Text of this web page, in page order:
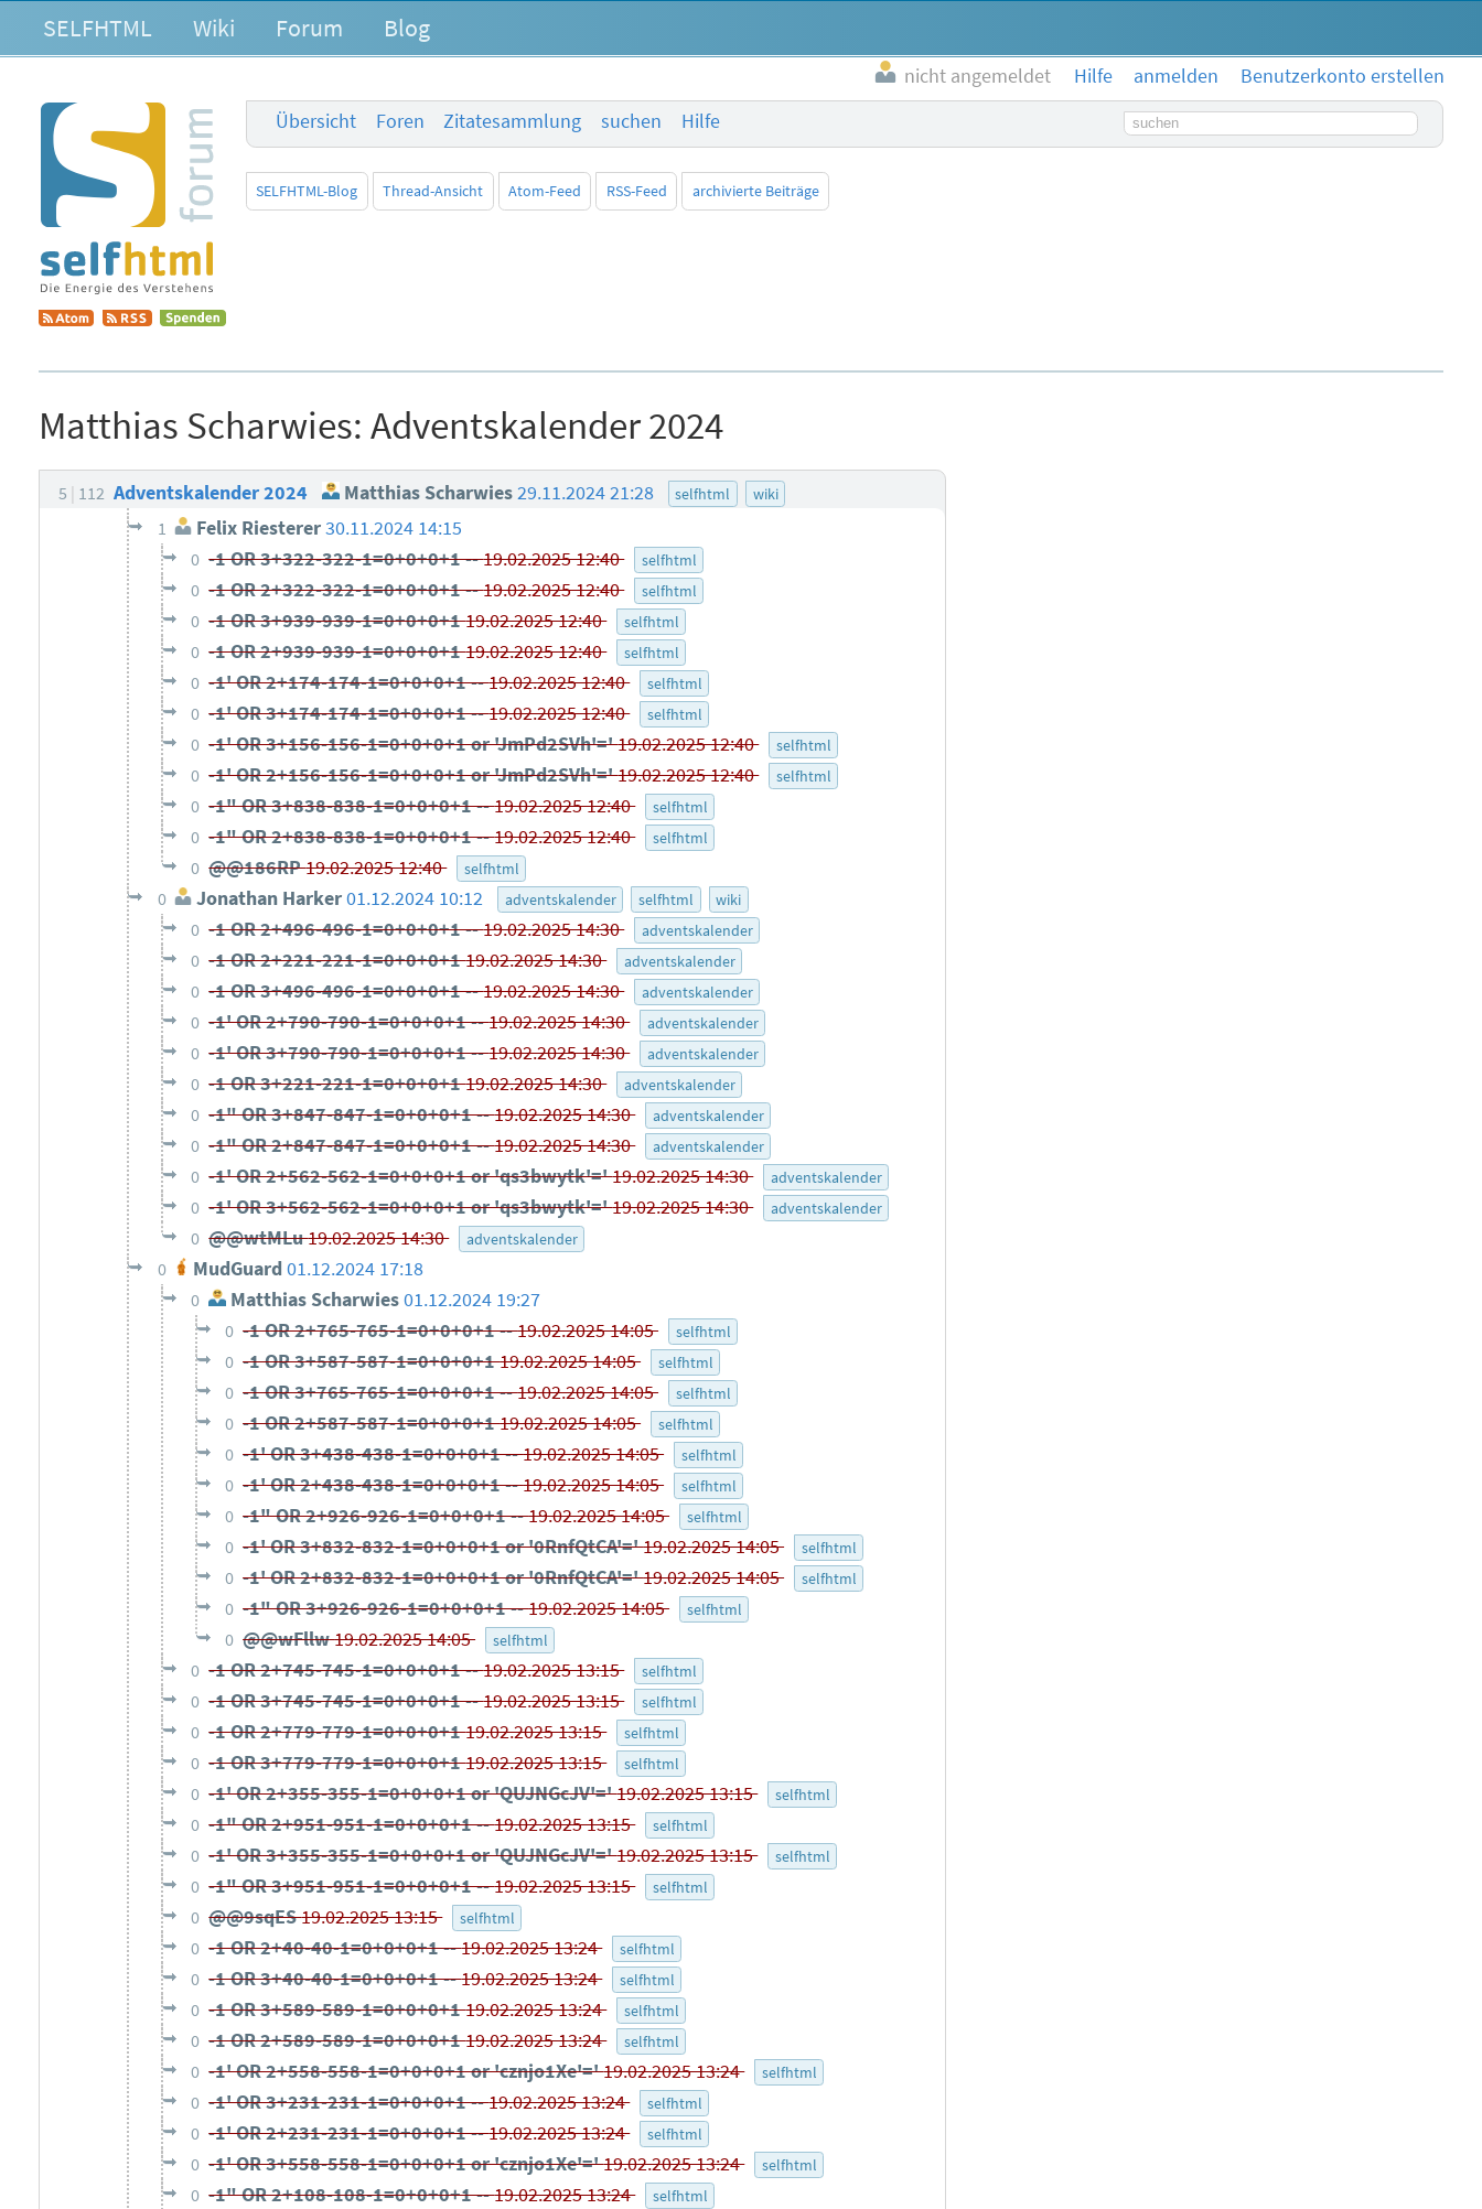
SELFHTML Wiki Forum Blog
nicht angemeldet Hilfe anmelden
Benutzerkonto erstellen
Übersicht
Foren Zitatesammlung suchen Hilfe Suchbegriff
SELFHTML-Blog Thread-Ansicht Atom-Feed RSS-Feed archivierte Beiträge
Matthias Scharwies: Adventskalender 2024
5 112 Adventskalender 2024 Matthias Scharwies29.11.2024 21:28 selfhtml wiki
1 Felix Riesterer30.11.2024 14:15
0 -1 OR 3+322-322-1=0+0+0+1 --19.02.2025 12:40 selfhtml
0 -1 OR 2+322-322-1=0+0+0+1 --19.02.2025 12:40 selfhtml
0 -1 OR 3+939-939-1=0+0+0+119.02.2025 12:40 selfhtml
0 -1 OR 2+939-939-1=0+0+0+119.02.2025 12:40 selfhtml
0 -1' OR 2+174-174-1=0+0+0+1 --19.02.2025 12:40 selfhtml
0 -1' OR 3+174-174-1=0+0+0+1 --19.02.2025 12:40 selfhtml
0 -1' OR 3+156-156-1=0+0+0+1 or 'JmPd2SVh'='19.02.2025 12:40 selfhtml
0 -1' OR 2+156-156-1=0+0+0+1 or 'JmPd2SVh'='19.02.2025 12:40 selfhtml
0 -1" OR 3+838-838-1=0+0+0+1 --19.02.2025 12:40 selfhtml
0 -1" OR 2+838-838-1=0+0+0+1 --19.02.2025 12:40 selfhtml
0 @@186RP19.02.2025 12:40 selfhtml
0 Jonathan Harker01.12.2024 10:12 adventskalender selfhtml wiki
0 -1 OR 2+496-496-1=0+0+0+1 --19.02.2025 14:30 adventskalender
0 -1 OR 2+221-221-1=0+0+0+119.02.2025 14:30 adventskalender
0 -1 OR 3+496-496-1=0+0+0+1 --19.02.2025 14:30 adventskalender
0 -1' OR 2+790-790-1=0+0+0+1 --19.02.2025 14:30 adventskalender
0 -1' OR 3+790-790-1=0+0+0+1 --19.02.2025 14:30 adventskalender
0 -1 OR 3+221-221-1=0+0+0+119.02.2025 14:30 adventskalender
0 -1" OR 3+847-847-1=0+0+0+1 --19.02.2025 14:30 adventskalender
0 -1" OR 2+847-847-1=0+0+0+1 --19.02.2025 14:30 adventskalender
0 -1' OR 2+562-562-1=0+0+0+1 or 'qs3bwytk'='19.02.2025 14:30 adventskalender
0 -1' OR 3+562-562-1=0+0+0+1 or 'qs3bwytk'='19.02.2025 14:30 adventskalender
0 @@wtMLu19.02.2025 14:30 adventskalender
0 MudGuard 01.12.2024 17:18
0 Matthias Scharwies01.12.2024 19:27
0 -1 OR 2+765-765-1=0+0+0+1 --19.02.2025 14:05 selfhtml
0 -1 OR 3+587-587-1=0+0+0+119.02.2025 14:05 selfhtml
0 -1 OR 3+765-765-1=0+0+0+1 --19.02.2025 14:05 selfhtml
0 -1 OR 2+587-587-1=0+0+0+119.02.2025 14:05 selfhtml
0 -1' OR 3+438-438-1=0+0+0+1 --19.02.2025 14:05 selfhtml
0 -1' OR 2+438-438-1=0+0+0+1 --19.02.2025 14:05 selfhtml
0 -1" OR 2+926-926-1=0+0+0+1 --19.02.2025 14:05 selfhtml
0 -1' OR 3+832-832-1=0+0+0+1 or '0RnfQtCA'='19.02.2025 14:05 selfhtml
0 -1' OR 2+832-832-1=0+0+0+1 or '0RnfQtCA'='19.02.2025 14:05 selfhtml
0 -1" OR 3+926-926-1=0+0+0+1 --19.02.2025 14:05 selfhtml
0 @@wFllw19.02.2025 14:05 selfhtml
0 -1 OR 2+745-745-1=0+0+0+1 --19.02.2025 13:15 selfhtml
0 -1 OR 3+745-745-1=0+0+0+1 --19.02.2025 13:15 selfhtml
0 -1 OR 2+779-779-1=0+0+0+119.02.2025 13:15 selfhtml
0 -1 OR 3+779-779-1=0+0+0+119.02.2025 13:15 selfhtml
0 -1' OR 2+355-355-1=0+0+0+1 or 'QUJNGcJV'='19.02.2025 13:15 selfhtml
0 -1" OR 2+951-951-1=0+0+0+1 --19.02.2025 13:15 selfhtml
0 -1' OR 3+355-355-1=0+0+0+1 or 'QUJNGcJV'='19.02.2025 13:15 selfhtml
0 -1" OR 3+951-951-1=0+0+0+1 --19.02.2025 13:15 selfhtml
0 @@9sqES19.02.2025 13:15 selfhtml
0 -1 OR 2+40-40-1=0+0+0+1 --19.02.2025 13:24 selfhtml
0 -1 OR 3+40-40-1=0+0+0+1 --19.02.2025 13:24 selfhtml
0 -1 OR 3+589-589-1=0+0+0+119.02.2025 13:24 selfhtml
0 -1 OR 2+589-589-1=0+0+0+119.02.2025 13:24 selfhtml
0 -1' OR 2+558-558-1=0+0+0+1 or 'cznjo1Xe'='19.02.2025 13:24 selfhtml
0 -1' OR 3+231-231-1=0+0+0+1 --19.02.2025 13:24 selfhtml
0 -1' OR 2+231-231-1=0+0+0+1 --19.02.2025 13:24 selfhtml
0 -1' OR 3+558-558-1=0+0+0+1 or 'cznjo1Xe'='19.02.2025 13:24 selfhtml
0 -1" OR 2+108-108-1=0+0+0+1 --19.02.2025 13:24 selfhtml